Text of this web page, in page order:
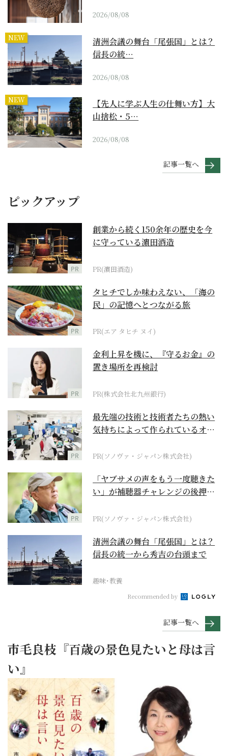
2026/08/08
NEW
清洲会議の舞台「尾張国」とは？
信長の統…
2026/08/08
NEW
【先人に学ぶ人生の仕舞い方】大
山捨松・5…
2026/08/08
記事一覧へ
ピックアップ
PR
創業から続く150余年の歴史を今
に守っている濵田酒造
PR(濵田酒造)
PR
タヒチでしか味わえない、「海の
民」の記憶へとつながる旅
PR(エア タヒチ ヌイ)
PR
金利上昇を機に、『守るお金』の
置き場所を再検討
PR(株式会社北九州銀行)
PR
最先端の技術と技術者たちの熱い
気持ちによって作られているオー
PR(ソノヴァ・ジャパン株式会社)
PR
「ヤブサメの声をもう一度聴きた
い」が補聴器チャレンジの後押し
PR(ソノヴァ・ジャパン株式会社)
清洲会議の舞台「尾張国」とは？
信長の統一から秀吉の台頭まで
趣味･教養
Recommended by
記事一覧へ
市毛良枝『百歳の景色見たいと母は言
い』